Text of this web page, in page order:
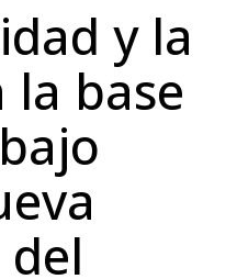
y la
la base